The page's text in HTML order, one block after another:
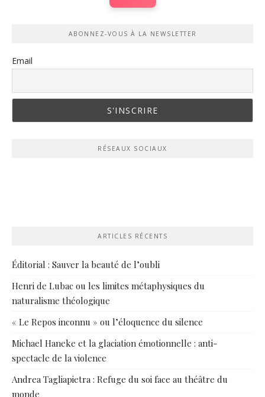
ABONNEZ-VOUS À LA NEWSLETTER
Email
RÉSEAUX SOCIAUX
ARTICLES RÉCENTS
Éditorial : Sauver la beauté de l’oubli
Henri de Lubac ou les limites métaphysiques du
naturalisme théologique
« Le Repos inconnu » ou l’éloquence du silence
Michael Haneke et la glaciation émotionnelle : anti-
spectacle de la violence
Andrea Tagliapietra : Refuge du soi face au théâtre du
monde